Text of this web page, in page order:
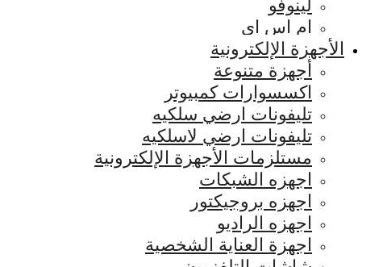
لينوفو
ام اس اي
الأجهزة الإلكترونية
أجهزة متنوعة
اكسسوارات كمبيوتر
تليفونات ارضي سلكيه
تليفونات ارضي لاسلكيه
مستلزمات الأجهزة الإلكترونية
اجهزه الشبكات
اجهزه بروجيكتور
اجهزه الراديو
اجهزة العناية الشخصية